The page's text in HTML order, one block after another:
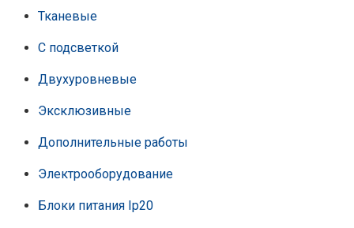
Тканевые
С подсветкой
Двухуровневые
Эксклюзивные
Дополнительные работы
Электрооборудование
Блоки питания Ip20